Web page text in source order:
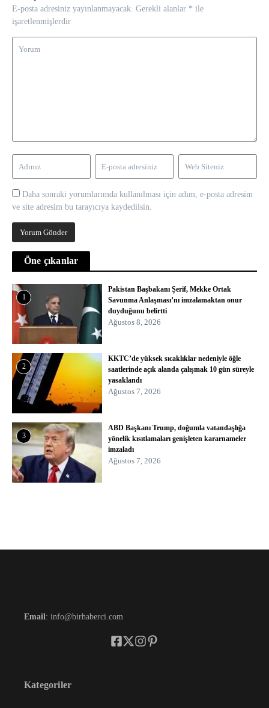
E-posta adresiniz yayınlanmayacak. Gerekli alanlar * ile
işaretlenmişlerdir
Daha sonraki yorumlarımda kullanılması için adım, e-posta adresim
ve site adresim bu tarayıcıya kaydedilsin.
Öne çıkanlar
1
Pakistan Başbakanı Şerif, Mekke Ortak
Savunma Anlaşması’nı imzalamaktan onur
duyduğunu belirtti
Ağustos 8, 2026
2
KKTC’de yüksek sıcaklıklar nedeniyle öğle
saatlerinde açık alanda çalışmak 10 gün süreyle
yasaklandı
Ağustos 7, 2026
3
ABD Başkanı Trump, doğumla vatandaşlığa
yönelik kısıtlamaları genişleten kararnameler
imzaladı
Ağustos 7, 2026
Email : info@birhaberci.com
Kategoriler